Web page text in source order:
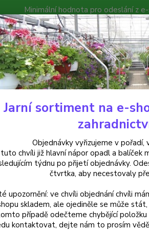
Minimální hodnota pro odeslání z
můžete čekat nejpozději v
Poradna Kontakty
Hledat
Fuchsie Baron de Ketteler Fuchsie - 1 ks
de Ketteler
Jarní sortiment na e-
Objednávky vyřizujeme v pořadí,
chvíli již hlavní nápor opadl a balíček
týdnu po přijetí objednávky.
čtvrtka, aby necestovaly
upozornění: ve chvíli objednání chvíli
skladem, ale ojediněle se může
případě odečteme chybějící
kontaktovat, dejte nám to prosím